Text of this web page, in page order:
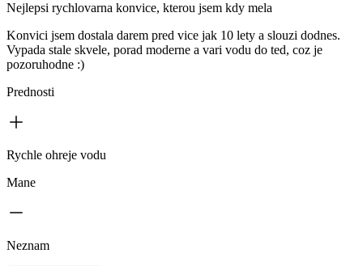
Nejlepsi rychlovarna konvice, kterou jsem kdy mela
Konvici jsem dostala darem pred vice jak 10 lety a slouzi dodnes.
Vypada stale skvele, porad moderne a vari vodu do ted, coz je
pozoruhodne :)
Prednosti
Rychle ohreje vodu
Mane
Neznam